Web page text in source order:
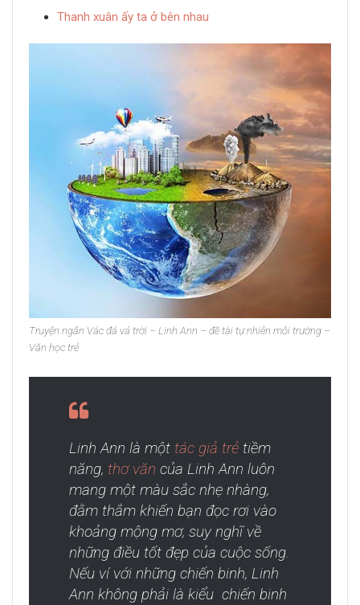
Thanh xuân ấy ta ở bên nhau
Truyện ngắn Vác đá vá trời – Linh Ann – đề tài tự nhiên môi trường –
Văn học trẻ
Linh Ann là một tác giả trẻ tiềm
năng, thơ văn của Linh Ann luôn
mang một màu sắc nhẹ nhàng,
đằm thắm khiến bạn đọc rơi vào
khoảng mộng mơ, suy nghĩ về
những điều tốt đẹp của cuộc sống.
Nếu ví với những chiến binh, Linh
Ann không phải là kiểu chiến binh